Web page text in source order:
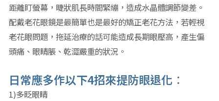
距離盯螢幕，睫狀肌長時間緊繃，造成水晶體調節變差。
配戴老花眼鏡是最簡單也是最好的矯正老花方法，若輕視
老花眼問題，拖延治療的話可能造成長期眼壓高，產生偏
頭痛、眼睛脹、乾澀嚴重的狀況。
日常應多作以下4招來提防眼退化︰
1)多眨眼睛